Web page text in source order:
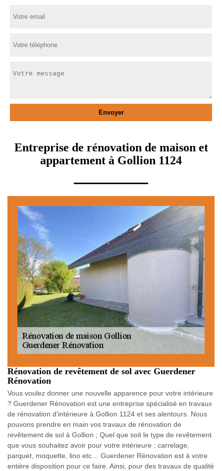
Entreprise de rénovation de maison et
appartement à Gollion 1124
Rénovation de revêtement de sol avec Guerdener
Rénovation
Vous voulez donner une nouvelle apparence pour votre intérieure
? Guerdener Rénovation est une entreprise spécialisé en travaux
de rénovation d’intérieure à Gollion 1124 et ses alentours. Nous
pouvons prendre en main vos travaux de rénovation de
revêtement de sol à Gollion ; Quel que soit le type de revêtement
que vous souhaitez avoir pour votre intérieure : carrelage,
parquet, moquette, lino etc… Guerdener Rénovation est à votre
entière disposition pour ce faire. Ainsi, pour des travaux de qualité